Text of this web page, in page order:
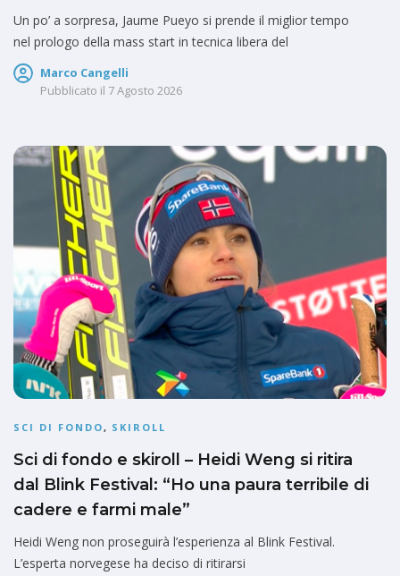
Un po’ a sorpresa, Jaume Pueyo si prende il miglior tempo
nel prologo della mass start in tecnica libera del
Marco Cangelli
Pubblicato il 7 Agosto 2026
SCI DI FONDO, SKIROLL
Sci di fondo e skiroll – Heidi Weng si ritira
dal Blink Festival: “Ho una paura terribile di
cadere e farmi male”
Heidi Weng non proseguirà l’esperienza al Blink Festival.
L’esperta norvegese ha deciso di ritirarsi